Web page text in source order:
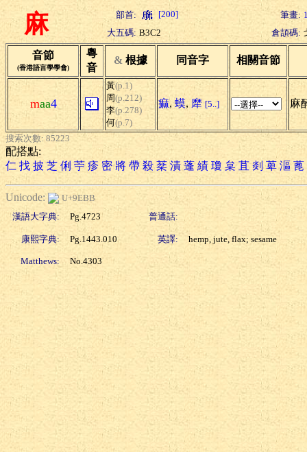
麻 部首: [200] 筆畫:
大五碼: B3C2 倉頡碼:
音節
(香港語言學學會)
粵
音
& 根據 同音字 相關音節
maa4
黃(p.1)
周(p.212)
李(p.278)
何(p.7)
痲, 蟆, 犘 [5..] 麻
搜索次數: 85223
配搭點:
仁 找 披 芝 俐 苧 疹 密 將 帶 殺 棻 漬 蓬 績 瓊 枲 苴 剡 萆 漚 蓖
Unicode:
U+9EBB
漢語大字典:
Pg.4723 普通話:
康熙字典: Pg.1443.010 英譯: hemp, jute, flax; sesame
Matthews: No.4303